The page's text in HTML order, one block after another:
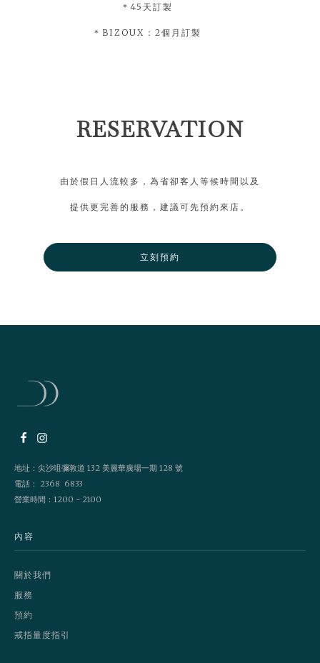
＊45天訂製
＊BIZOUX：2個月訂製
RESERVATION
由於假日人流較多，為省卻客人等候時間以及
提供更完善的服務，建議可先預約來店。
立刻預約
地址：尖沙咀彌敦道 132 美麗華廣場一期 128 號
電話： 2368 6833
營業時間：1200 - 2100
內容
關於我們
服務
預約
戒指量度指引